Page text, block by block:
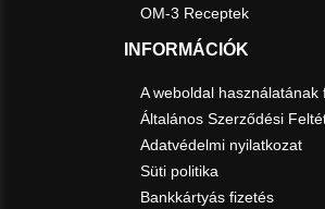
OM-3 Receptek
INFORMÁCIÓK
A weboldal használatának
Általános Szerződési
Adatvédelmi nyilatkozat
Süti politika
Bankkártyás fizetés